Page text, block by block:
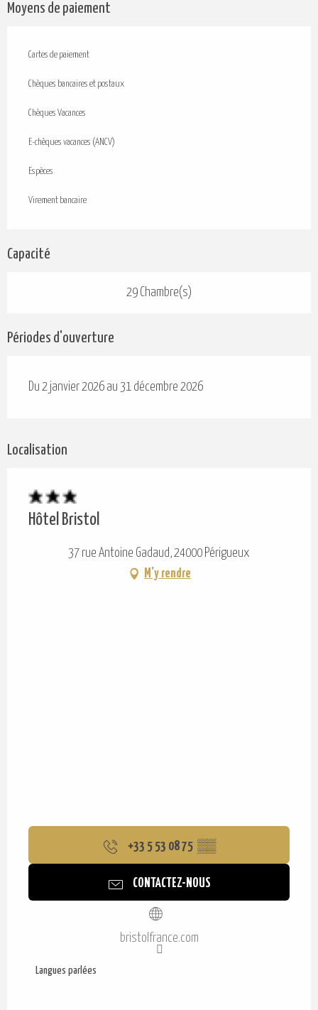
Moyens de paiement
Cartes de paiement
Chèques bancaires et postaux
Chèques Vacances
E-chèques vacances (ANCV)
Espèces
Virement bancaire
Capacité
29 Chambre(s)
Périodes d'ouverture
Du 2 janvier 2026 au 31 décembre 2026
Localisation
Hôtel Bristol
37 rue Antoine Gadaud, 24000 Périgueux
M'y rendre
+33 5 53 08 75 ▒▒
CONTACTEZ-NOUS
bristolfrance.com
Langues parlées
Langues parlées